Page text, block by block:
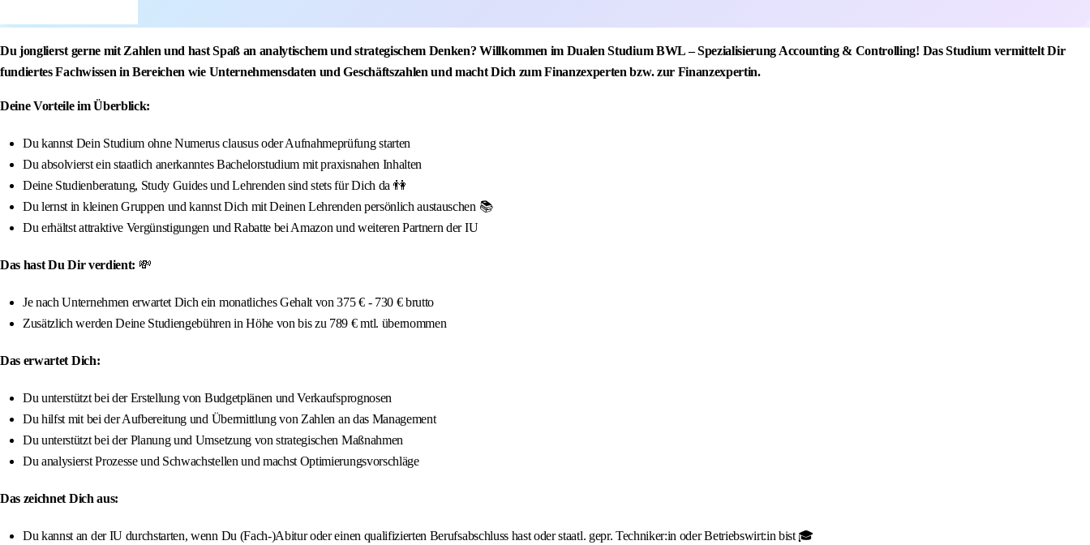
Du jonglierst gerne mit Zahlen und hast Spaß an analytischem und strategischem Denken? Willkommen im Dualen Studium BWL – Spezialisierung Accounting & Controlling! Das Studium vermittelt Dir
fundiertes Fachwissen in Bereichen wie Unternehmensdaten und Geschäftszahlen und macht Dich zum Finanzexperten bzw. zur Finanzexpertin.
Deine Vorteile im Überblick:
Du kannst Dein Studium ohne Numerus clausus oder Aufnahmeprüfung starten
Du absolvierst ein staatlich anerkanntes Bachelorstudium mit praxisnahen Inhalten
Deine Studienberatung, Study Guides und Lehrenden sind stets für Dich da 👫
Du lernst in kleinen Gruppen und kannst Dich mit Deinen Lehrenden persönlich austauschen 📚
Du erhältst attraktive Vergünstigungen und Rabatte bei Amazon und weiteren Partnern der IU
Das hast Du Dir verdient: 💸
Je nach Unternehmen erwartet Dich ein monatliches Gehalt von 375 € - 730 € brutto
Zusätzlich werden Deine Studiengebühren in Höhe von bis zu 789 € mtl. übernommen
Das erwartet Dich:
Du unterstützt bei der Erstellung von Budgetplänen und Verkaufsprognosen
Du hilfst mit bei der Aufbereitung und Übermittlung von Zahlen an das Management
Du unterstützt bei der Planung und Umsetzung von strategischen Maßnahmen
Du analysierst Prozesse und Schwachstellen und machst Optimierungsvorschläge
Das zeichnet Dich aus:
Du kannst an der IU durchstarten, wenn Du (Fach-)Abitur oder einen qualifizierten Berufsabschluss hast oder staatl. gepr. Techniker:in oder Betriebswirt:in bist 🎓